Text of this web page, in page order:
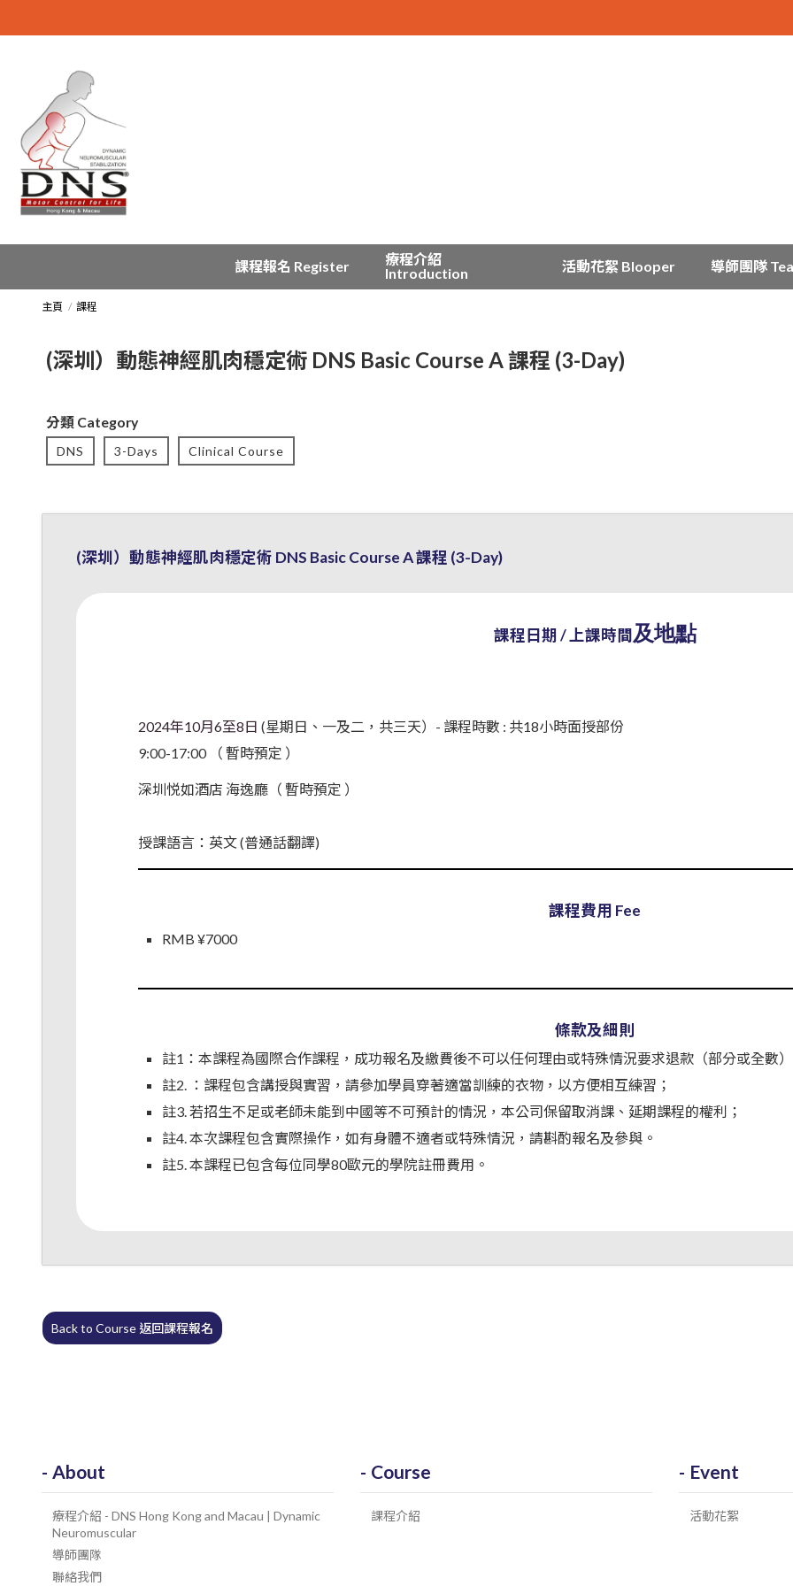
課程報名 Register
療程介紹
Introduction
活動花絮 Blooper 導師團隊
主頁 課程
(深圳）動態神經肌肉穩定術 DNS Basic Course A 課程 (3-Day)
分類 Category
DNS 3-Days Clinical Course
(深圳）動態神經肌肉穩定術 DNS Basic Course A 課程 (3-Day)
課程日期 / 上課時間及地點
2024年10月6至8日 (星期日、一及二，共三天）- 課程時數 : 共18小時面授部份
9:00-17:00 （ 暫時預定 ）
深圳悦如酒店 海逸廳（ 暫時預定 ）
授課語言：英文 (普通話翻譯)
課程費用 Fee
RMB ¥7000
條款及細則
註1：本課程為國際合作課程，成功報名及繳費後不可以任何理由或特殊情況要求退款（部分或全數
註2. ：課程包含講授與實習，請參加學員穿著適當訓練的衣物，以方便相互練習；
註3. 若招生不足或老師未能到中國等不可預計的情況，本公司保留取消課、延期課程的權利；
註4. 本次課程包含實際操作，如有身體不適者或特殊情況，請斟酌報名及參與。
註5. 本課程已包含每位同學80歐元的學院註冊費用。
Back to Course 返回課程報名
About
療程介紹 - DNS Hong Kong and Macau | Dynamic
Neuromuscular
導師團隊
聯絡我們
Course
課程介紹
Event
活動花絮